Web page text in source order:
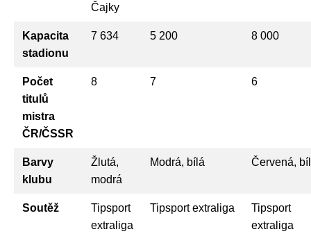
Čajky
Kapacita
stadionu
7 634 5 200 8 000
Počet
titulů
mistra
ČR/ČSSR
8 7 6
Barvy
klubu
Žlutá,
modrá
Modrá, bílá Červená,
Soutěž
Tipsport
extraliga
Tipsport extraliga
Tipsport
extraliga